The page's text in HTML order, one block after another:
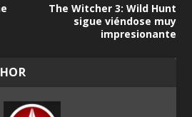
The Witcher 3: Wild Hunt
sigue viéndose muy
impresionante